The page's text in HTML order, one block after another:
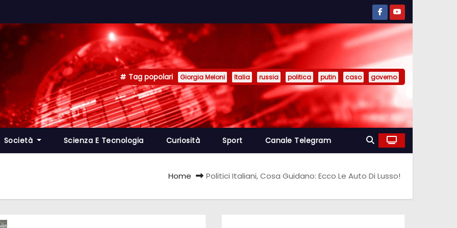
Tag popolari Giorgia Meloni Italia russia politica putin caso governo
Società Scienza E Tecnologia Curiosità Sport Canale Telegram
Home Politici Italiani, Cosa Guidano: Ecco Le Auto Di Lusso!